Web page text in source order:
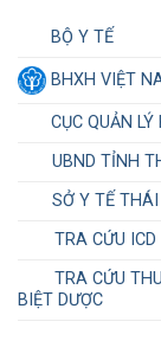
BỘ Y TẾ
BHXH VIỆT
CỤC QUẢN LÝ
UBND TỈNH
SỞ Y TẾ THÁI
TRA CỨU ICD
TRA CỨU
BIỆT DƯỢC